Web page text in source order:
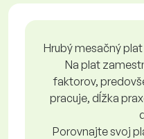
Hrubý mesačný
Na plat
faktorov,
pracuje, dĺžka
Porovnajte svoj